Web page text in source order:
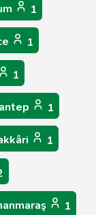
1
1
1
1
1
1